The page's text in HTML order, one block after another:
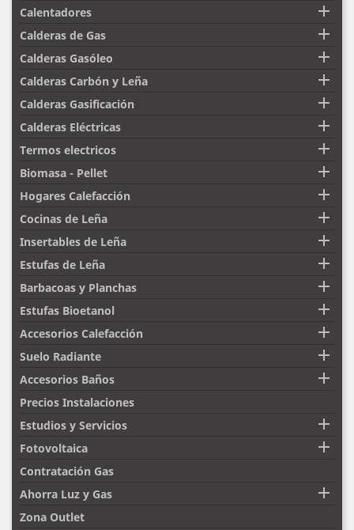
Calentadores 
Calderas de Gas 
Calderas Gasóleo 
Calderas Carbón y Leña 
Calderas Gasificación 
Calderas Eléctricas 
Termos electricos 
Biomasa - Pellet 
Hogares Calefacción 
Cocinas de Leña 
Insertables de Leña 
Estufas de Leña 
Barbacoas y Planchas 
Estufas Bioetanol 
Accesorios Calefacción 
Suelo Radiante 
Accesorios Baños 
Precios Instalaciones
Estudios y Servicios

Fotovoltaica 
Contratación Gas
Ahorra Luz y Gas

Zona Outlet